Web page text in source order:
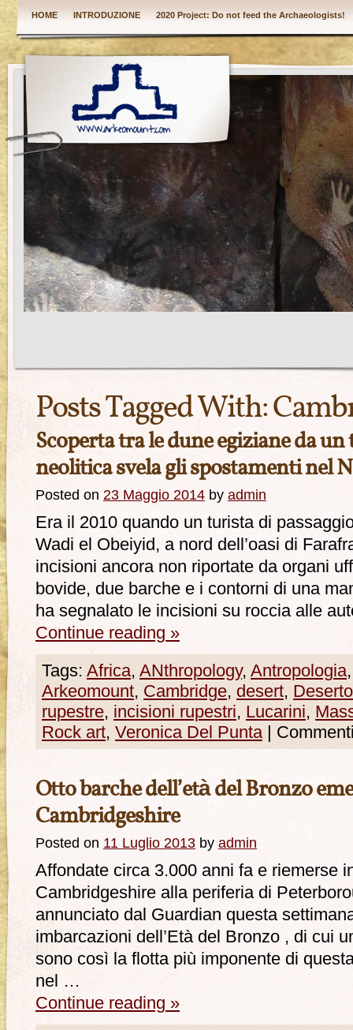
HOME INTRODUZIONE 2020 Project: Do not feed the Archaeologists!
Posts Tagged With:
Scoperta tra le dune egiziane da
neolitica svela gli spostamenti nel
Posted on 23 Maggio 2014 by admin
Era il 2010 quando un turista di
Wadi el Obeiyid, a nord dell’oasi di
incisioni ancora non riportate da organi
bovide, due barche e i contorni di una
ha segnalato le incisioni su roccia alle
Continue reading »
Tags: Africa, ANthropology, Antropologia
Arkeomount, Cambridge, desert, Deserto
rupestre, incisioni rupestri, Lucarini,
Rock art, Veronica Del Punta
Otto barche dell’età del Bronzo
Cambridgeshire
Posted on 11 Luglio 2013 by admin
Affondate circa 3.000 anni fa e riemerse
Cambridgeshire alla periferia di
annunciato dal Guardian questa
imbarcazioni dell’Età del Bronzo , di cui
sono così la flotta più imponente di
nel …
Continue reading »